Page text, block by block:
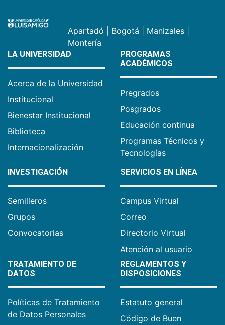
Apartadó Bogotá Manizales
Montería
LA UNIVERSIDAD
Acerca de la Universidad
Institucional
Bienestar Institucional
Biblioteca
Internacionalización
PROGRAMAS
ACADÉMICOS
Pregrados
Posgrados
Educación continua
Programas Técnicos y
Tecnologías
INVESTIGACIÓN
Semilleros
Grupos
Convocatorias
SERVICIOS EN LÍNEA
Campus Virtual
Correo
Directorio Virtual
Atención al usuario
TRATAMIENTO DE
DATOS
Políticas de Tratamiento
de Datos Personales
REGLAMENTOS Y
DISPOSICIONES
Estatuto general
Código de Buen